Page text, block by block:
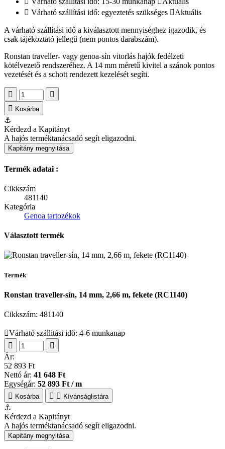
Várható szállítási idő: egyeztetés szükséges
Aktuális
A várható szállítási idő a kiválasztott mennyiséghez igazodik, és
csak tájékoztató jellegű (nem pontos darabszám).
Ronstan traveller- vagy genoa-sín vitorlás hajók fedélzeti
kötélvezető rendszeréhez. A 14 mm méretű kivitel a szánok pontos
vezetését és a schott rendezett kezelését segíti.
Kosárba
⚓
Kérdezd a Kapitányt
A hajós terméktanácsadó segít eligazodni.
Kapitány megnyitása
Termék adatai :
Cikkszám
481140
Kategória
Genoa tartozékok
Választott termék
Termék
Ronstan traveller-sín, 14 mm, 2,66 m, fekete (RC1140)
Cikkszám: 481140
Várható szállítási idő: 4-6 munkanap
Ár:
52 893 Ft
Nettó ár: 41 648 Ft
Egységár: 52 893 Ft / m
Kosárba Kívánságlistára
⚓
Kérdezd a Kapitányt
A hajós terméktanácsadó segít eligazodni.
Kapitány megnyitása